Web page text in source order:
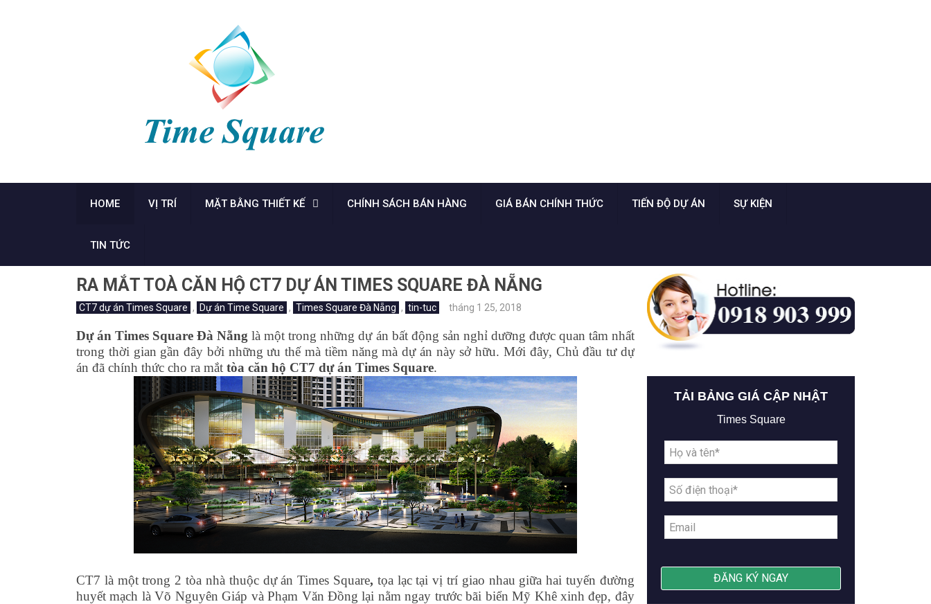
HOME VỊ TRÍ MẶT BẰNG THIẾT KẾ CHÍNH SÁCH BÁN HÀNG GIÁ BÁN CHÍNH THỨC TIẾN ĐỘ DỰ ÁN SỰ KIỆN
TIN TỨC
RA MẮT TOÀ CĂN HỘ CT7 DỰ ÁN TIMES SQUARE ĐÀ NẴNG
CT7 dự án Times Square , Dự án Time Square , Times Square Đà Nẵng , tin-tuc tháng 1 25, 2018
Dự án Times Square Đà Nẵng là một trong những dự án bất động sản nghỉ dưỡng được quan tâm nhất
trong thời gian gần đây bởi những ưu thế mà tiềm năng mà dự án này sở hữu. Mới đây, Chủ đầu tư dự
án đã chính thức cho ra mắt tòa căn hộ CT7 dự án Times Square.
CT7 là một trong 2 tòa nhà thuộc dự án Times Square, tọa lạc tại vị trí giao nhau giữa hai tuyến đường
huyết mạch là Võ Nguyên Giáp và Phạm Văn Đồng lại nằm ngay trước bãi biển Mỹ Khê xinh đẹp, đây
TẢI BẢNG GIÁ CẬP NHẬT
Times Square